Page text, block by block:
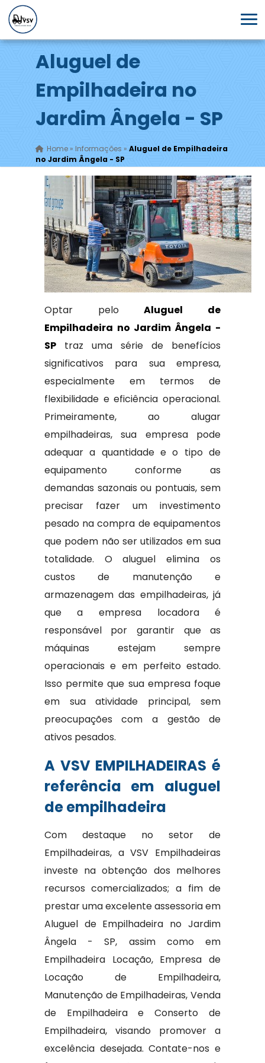
Aluguel de
Empilhadeira no
Jardim Ângela - SP
Home» Informações » Aluguel de Empilhadeira
no Jardim Ângela - SP
Optar peloAluguel de
Empilhadeira no Jardim Ângela -
SPtraz uma série de benefícios
significativos para sua empresa,
especialmente em termos de
flexibilidade e eficiência operacional.
Primeiramente, ao alugar
empilhadeiras, sua empresa pode
adequar a quantidade e o tipo de
equipamento conforme as
demandas sazonais ou pontuais, sem
precisar fazer um investimento
pesado na compra de equipamentos
que podem não ser utilizados em sua
totalidade. O aluguel elimina os
custos de manutenção e
armazenagem das empilhadeiras, já
que a empresa locadora é
responsável por garantir que as
máquinas estejam sempre
operacionais e em perfeito estado.
Isso permite que sua empresa foque
em sua atividade principal, sem
preocupações com a gestão de
ativos pesados.
A VSV EMPILHADEIRAS é
referência em aluguel
de empilhadeira
Com destaque no setor de
Empilhadeiras, a VSV Empilhadeiras
investe na obtenção dos melhores
recursos comercializados; a fim de
prestar uma excelente assessoria em
Aluguel de Empilhadeira no Jardim
Ângela - SP, assim como em
Empilhadeira Locação, Empresa de
Locação de Empilhadeira,
Manutenção de Empilhadeiras, Venda
de Empilhadeira e Conserto de
Empilhadeira, visando promover a
excelência desejada. Contate-nos e